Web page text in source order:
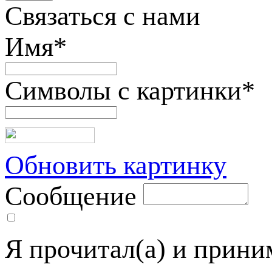
Связаться с нами
Имя*
Символы с картинки*
Обновить картинку
Сообщение
Я прочитал(а) и